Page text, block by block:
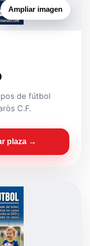
Ampliar imagen
de fútbol
C.F.
plaza →